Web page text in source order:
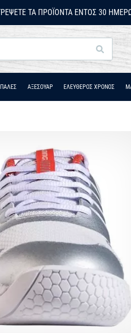
ΤΑ ΠΡΟΪΌΝΤΑ ΕΝΤΌΣ 30
Αναζήτηση
ΑΞΕΣΟΥΑΡ ΕΛΕΥΘΕΡΟΣ ΧΡΟΝΟΣ